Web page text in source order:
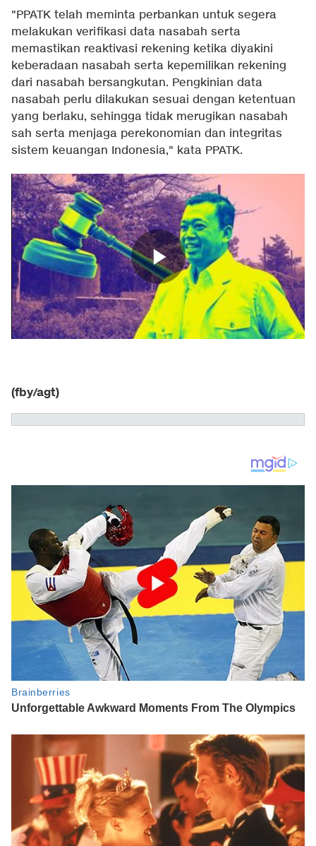
"PPATK telah meminta perbankan untuk segera
melakukan verifikasi data nasabah serta
memastikan reaktivasi rekening ketika diyakini
keberadaan nasabah serta kepemilikan rekening
dari nasabah bersangkutan. Pengkinian data
nasabah perlu dilakukan sesuai dengan ketentuan
yang berlaku, sehingga tidak merugikan nasabah
sah serta menjaga perekonomian dan integritas
sistem keuangan Indonesia," kata PPATK.
(fby/agt)